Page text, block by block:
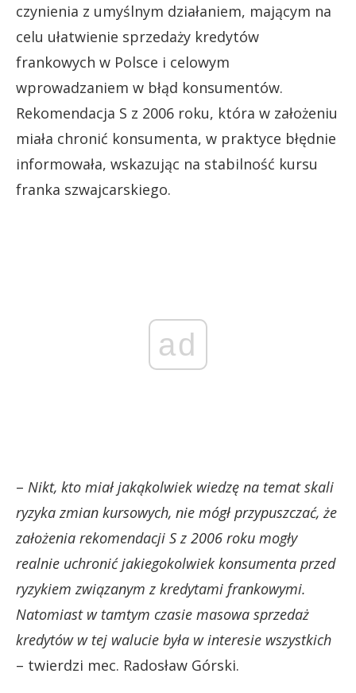
czynienia z umyślnym działaniem, mającym na
celu ułatwienie sprzedaży kredytów
frankowych w Polsce i celowym
wprowadzaniem w błąd konsumentów.
Rekomendacja S z 2006 roku, która w założeniu
miała chronić konsumenta, w praktyce błędnie
informowała, wskazując na stabilność kursu
franka szwajcarskiego.
ad
– Nikt, kto miał jakąkolwiek wiedzę na temat skali
ryzyka zmian kursowych, nie mógł przypuszczać, że
założenia rekomendacji S z 2006 roku mogły
realnie uchronić jakiegokolwiek konsumenta przed
ryzykiem związanym z kredytami frankowymi.
Natomiast w tamtym czasie masowa sprzedaż
kredytów w tej walucie była w interesie wszystkich
– twierdzi mec. Radosław Górski.